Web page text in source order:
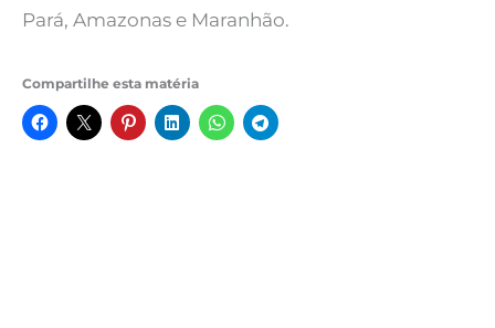
Pará, Amazonas e Maranhão.
Compartilhe esta matéria